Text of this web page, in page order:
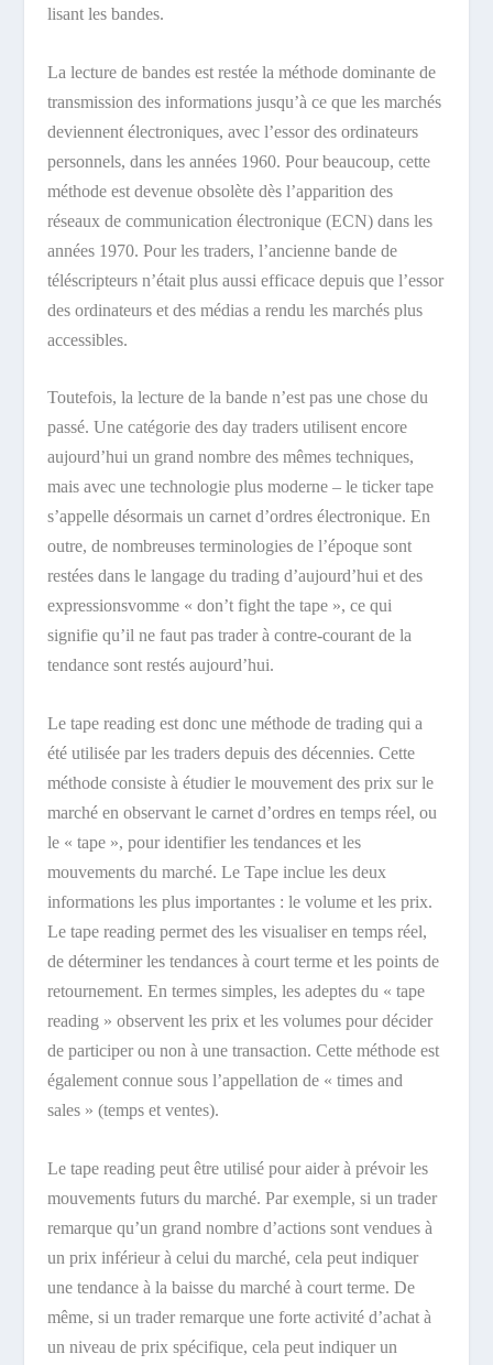
lisant les bandes.
La lecture de bandes est restée la méthode dominante de
transmission des informations jusqu’à ce que les marchés
deviennent électroniques, avec l’essor des ordinateurs
personnels, dans les années 1960. Pour beaucoup, cette
méthode est devenue obsolète dès l’apparition des
réseaux de communication électronique (ECN) dans les
années 1970. Pour les traders, l’ancienne bande de
téléscripteurs n’était plus aussi efficace depuis que l’essor
des ordinateurs et des médias a rendu les marchés plus
accessibles.
Toutefois, la lecture de la bande n’est pas une chose du
passé. Une catégorie des day traders utilisent encore
aujourd’hui un grand nombre des mêmes techniques,
mais avec une technologie plus moderne – le ticker tape
s’appelle désormais un carnet d’ordres électronique. En
outre, de nombreuses terminologies de l’époque sont
restées dans le langage du trading d’aujourd’hui et des
expressionsvomme « don’t fight the tape », ce qui
signifie qu’il ne faut pas trader à contre-courant de la
tendance sont restés aujourd’hui.
Le tape reading est donc une méthode de trading qui a
été utilisée par les traders depuis des décennies. Cette
méthode consiste à étudier le mouvement des prix sur le
marché en observant le carnet d’ordres en temps réel, ou
le « tape », pour identifier les tendances et les
mouvements du marché. Le Tape inclue les deux
informations les plus importantes : le volume et les prix.
Le tape reading permet des les visualiser en temps réel,
de déterminer les tendances à court terme et les points de
retournement. En termes simples, les adeptes du « tape
reading » observent les prix et les volumes pour décider
de participer ou non à une transaction. Cette méthode est
également connue sous l’appellation de « times and
sales » (temps et ventes).
Le tape reading peut être utilisé pour aider à prévoir les
mouvements futurs du marché. Par exemple, si un trader
remarque qu’un grand nombre d’actions sont vendues à
un prix inférieur à celui du marché, cela peut indiquer
une tendance à la baisse du marché à court terme. De
même, si un trader remarque une forte activité d’achat à
un niveau de prix spécifique, cela peut indiquer un